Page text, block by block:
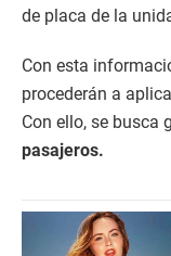
de placa de la
Con esta
procederán a
Con ello, se busca
pasajeros.